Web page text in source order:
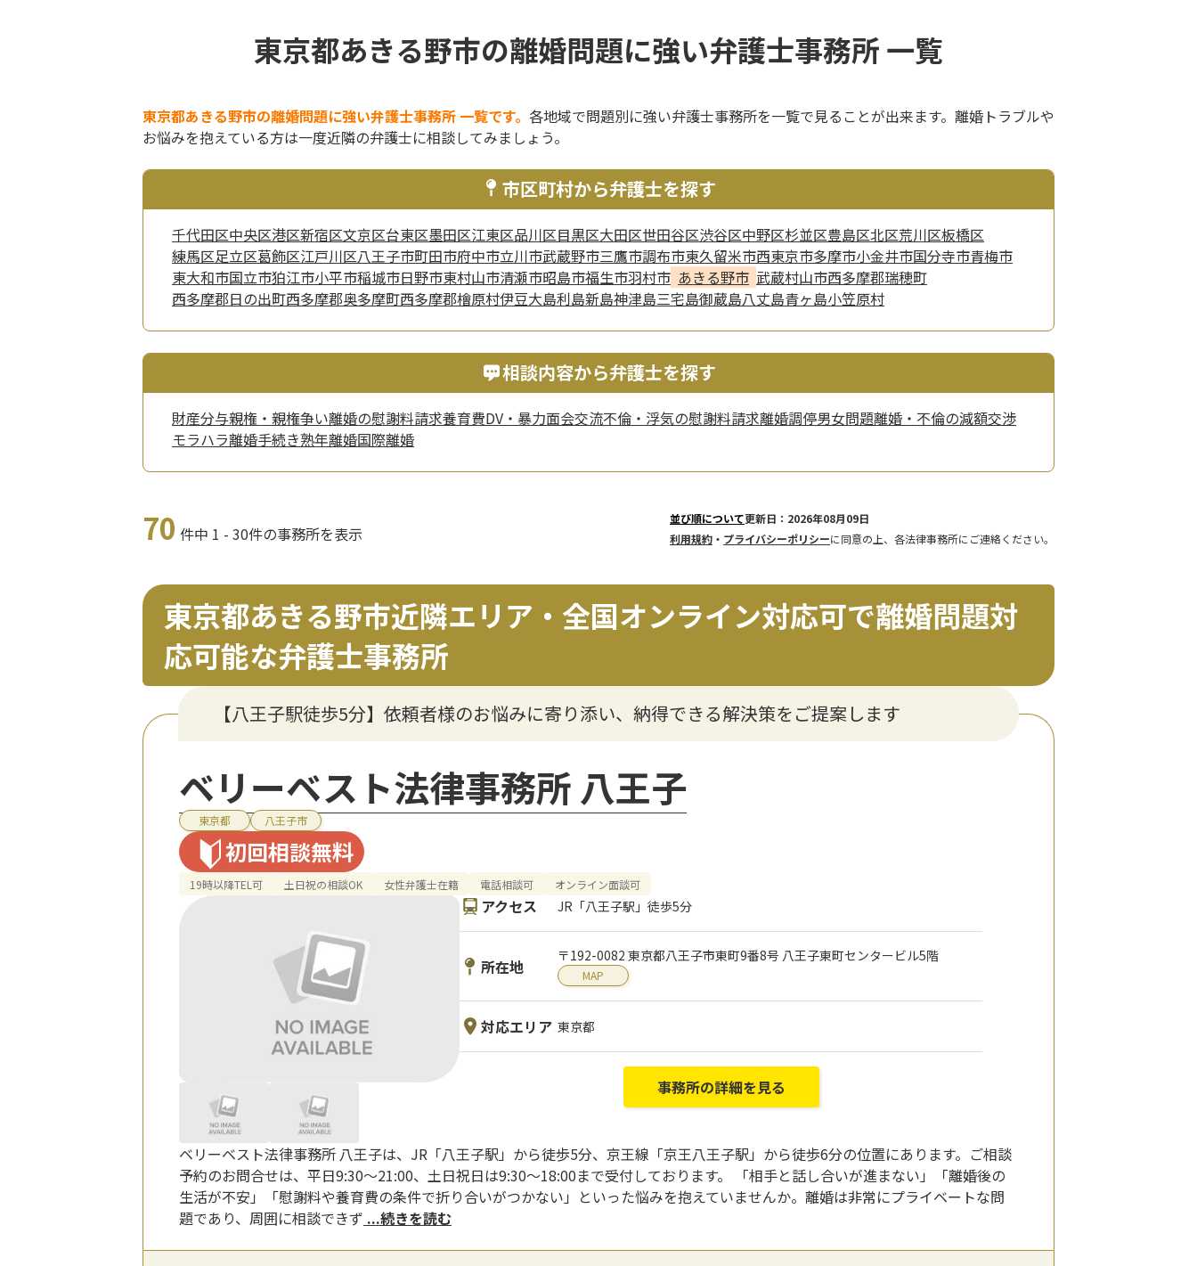
東京都あきる野市の離婚問題に強い弁護士事務所 一覧
東京都あきる野市の離婚問題に強い弁護士事務所 一覧です。 各地域で問題別に強い弁護士事務所を一覧で見ることが出来ます。離婚トラブルや
お悩みを抱えている方は一度近隣の弁護士に相談してみましょう。
市区町村から弁護士を探す
千代田区中央区港区新宿区文京区台東区墨田区江東区品川区目黒区大田区世田谷区渋谷区中野区杉並区豊島区北区荒川区板橋区
練馬区足立区葛飾区江戸川区八王子市町田市府中市立川市武蔵野市三鷹市調布市東久留米市西東京市多摩市小金井市国分寺市青梅市
東大和市国立市狛江市小平市稲城市日野市東村山市清瀬市昭島市福生市羽村市 あきる野市 武蔵村山市西多摩郡瑞穂町
西多摩郡日の出町西多摩郡奥多摩町西多摩郡檜原村伊豆大島利島新島神津島三宅島御蔵島八丈島青ヶ島小笠原村
相談内容から弁護士を探す
財産分与親権・親権争い離婚の慰謝料請求養育費DV・暴力面会交流不倫・浮気の慰謝料請求離婚調停男女問題離婚・不倫の減額交渉
モラハラ離婚手続き熟年離婚国際離婚
70 件中 1 - 30件の事務所を表示
並び順について更新日：2026年08月09日
利用規約 ・ プライバシーポリシーに同意の上、各法律事務所にご連絡ください。
東京都あきる野市近隣エリア・全国オンライン対応可で離婚問題対
応可能な弁護士事務所
【八王子駅徒歩5分】依頼者様のお悩みに寄り添い、納得できる解決策をご提案します
ベリーベスト法律事務所 八王子
東京都 八王子市
初回相談無料
19時以降TEL可 土日祝の相談OK 女性弁護士在籍 電話相談可 オンライン面談可
アクセス JR「八王子駅」徒歩5分
所在地
〒192-0082 東京都八王子市東町9番8号 八王子東町センタービル5階
MAP
対応エリア 東京都
事務所の詳細を見る
ベリーベスト法律事務所 八王子は、JR「八王子駅」から徒歩5分、京王線「京王八王子駅」から徒歩6分の位置にあります。ご相談
予約のお問合せは、平日9:30～21:00、土日祝日は9:30～18:00まで受付しております。 「相手と話し合いが進まない」「離婚後の
生活が不安」「慰謝料や養育費の条件で折り合いがつかない」といった悩みを抱えていませんか。離婚は非常にプライベートな問
題であり、周囲に相談できず ...続きを読む